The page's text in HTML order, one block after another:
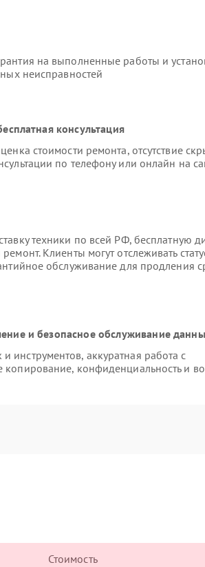
на выполненные работы и
неисправностей
консультация
стоимости ремонта, отсутствие
по телефону или онлайн на
техники по всей РФ, бесплатную
Клиенты могут отслеживать
обслуживание для продления
и безопасное обслуживание
аккуратная работа с
конфиденциальность и
Стоимость